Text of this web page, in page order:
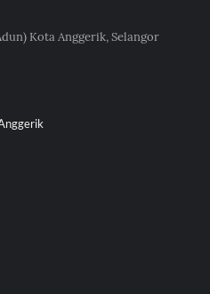
Kota Anggerik, Selangor